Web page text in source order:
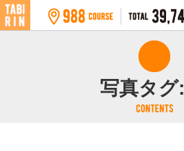
写真タグ: